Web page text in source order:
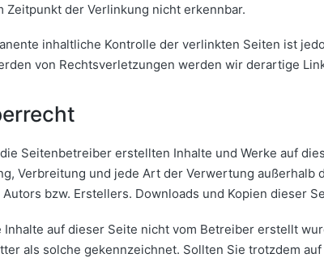
Zeitpunkt der Verlinkung nicht erkennbar.
inhaltliche Kontrolle der verlinkten Seiten ist
von Rechtsverletzungen werden wir derartige
Seitenbetreiber erstellten Inhalte und Werke auf
Verbreitung und jede Art der Verwertung
bzw. Erstellers. Downloads und Kopien dieser
Inhalte auf dieser Seite nicht vom Betreiber erstellt
als solche gekennzeichnet. Sollten Sie trotzdem